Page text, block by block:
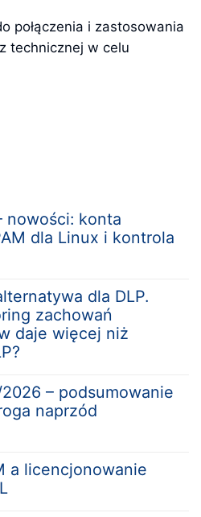
nowości: konta
dla Linux i kontrola
dla DLP.
zachowań
daje więcej niż
– podsumowanie
naprzód
a licencjonowanie
połączenia i zastosowania
technicznej w celu